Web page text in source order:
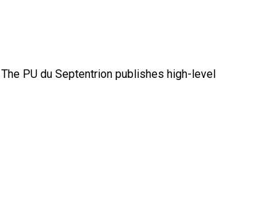
PU du Septentrion publishes high-level